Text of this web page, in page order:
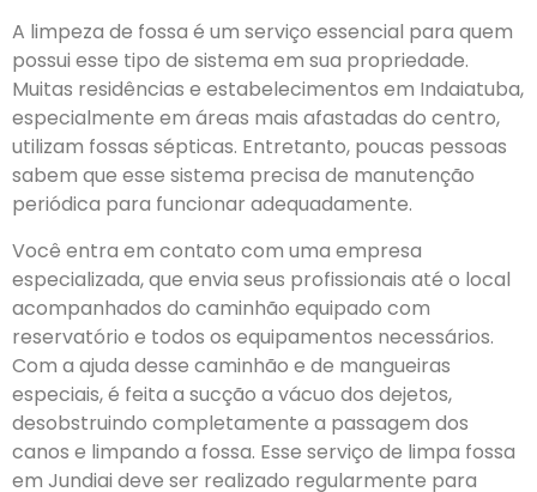
A limpeza de fossa é um serviço essencial para quem
possui esse tipo de sistema em sua propriedade.
Muitas residências e estabelecimentos em Indaiatuba,
especialmente em áreas mais afastadas do centro,
utilizam fossas sépticas. Entretanto, poucas pessoas
sabem que esse sistema precisa de manutenção
periódica para funcionar adequadamente.
Você entra em contato com uma empresa
especializada, que envia seus profissionais até o local
acompanhados do caminhão equipado com
reservatório e todos os equipamentos necessários.
Com a ajuda desse caminhão e de mangueiras
especiais, é feita a sucção a vácuo dos dejetos,
desobstruindo completamente a passagem dos
canos e limpando a fossa. Esse serviço de limpa fossa
em Jundiai deve ser realizado regularmente para